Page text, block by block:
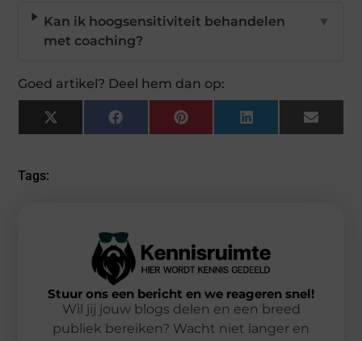
Kan ik hoogsensitiviteit behandelen
met coaching?
▼
Goed artikel? Deel hem dan op:
X
(Twitter)
FacebookPinterestLinkedIn Email
Tags:
Stuur ons een bericht en we reageren snel!
Wil jij jouw blogs delen en een breed
publiek bereiken? Wacht niet langer en